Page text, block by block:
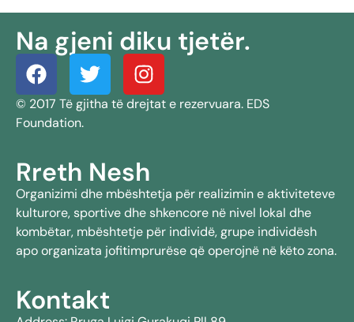
Na gjeni diku tjetër.
© 2017 Të gjitha të drejtat e rezervuara. EDS
Foundation.
Rreth Nesh
Organizimi dhe mbështetja për realizimin e aktiviteteve
kulturore, sportive dhe shkencore në nivel lokal dhe
kombëtar, mbështetje për individë, grupe individësh
apo organizata jofitimprurëse që operojnë në këto zona.
Kontakt